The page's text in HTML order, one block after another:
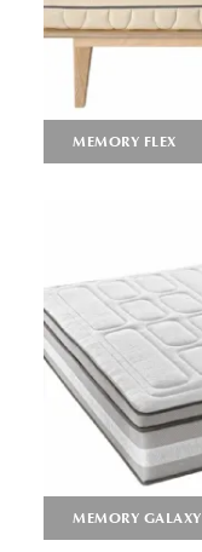
MEMORY FLEX
MEMORY GALAXY